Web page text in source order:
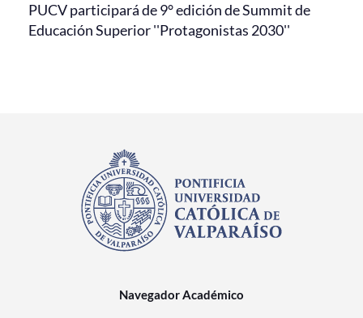
PUCV participará de 9° edición de Summit de
Educación Superior ''Protagonistas 2030''
Navegador Académico